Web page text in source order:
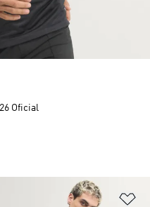
a la lista de deseos
Oficial